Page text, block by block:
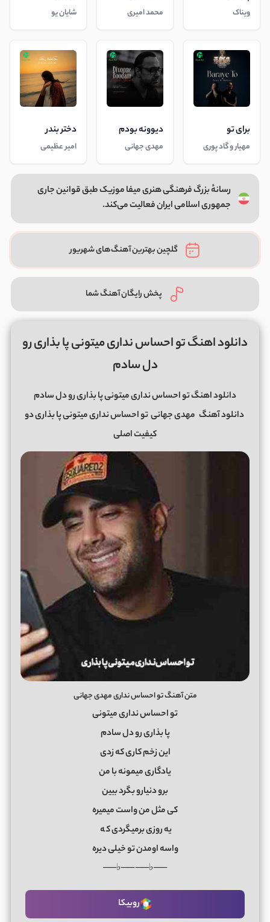
ویناک محمد امیری شایان یو
برای تو
مهیار و گاد پوری
دیوونه بودم
مهدی جهانی
دختر بندر
امیر عظیمی
رسانهٔ بزرگ فرهنگی هنری میفا موزیک طبق قوانین جاری
جمهوری اسلامی ایران فعالیت می‌کند.
گلچین بهترین آهنگ‌های شهریور
پخش رایگان آهنگ شما
دانلود اهنگ تو احساس نداری میتونی پا بذاری رو
دل سادم
دانلود اهنگ تو احساس نداری میتونی پا بذاری رو دل سادم
دانلود آهنگ مهدی جهانیتو احساس نداری میتونی پا بذاری دو
کیفیت اصلی
متن آهنگ تو احساس نداری مهدی جهانی
تو احساس نداری میتونی
پا بذاری رو دل سادم
این زخم کاری که زدی
یادگاری میمونه با من
برو دنیارو بگرد ببین
کی مثل من واست میمیره
یه روزی برمیگردی که
واسه اومدن تو خیلی دیره
──♭── ──♭──
روبیکا